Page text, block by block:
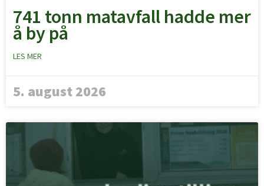
741 tonn matavfall hadde mer
å by på
LES MER
5. august 2026